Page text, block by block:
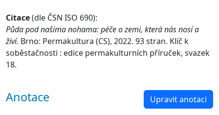
Citace(dle ČSN ISO 690):
Půda pod našima nohama: péče o zemi, která nás nosí a
živí. Brno: Permakultura (CS), 2022. 93 stran. Klíč k
soběstačnosti : edice permakulturních příruček, svazek
18.
Anotace Upravit anotaci